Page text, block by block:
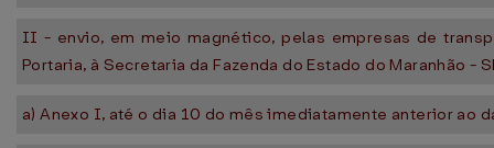
II - envio, em meio magnético, pelas empresas de
Portaria, à Secretaria da Fazenda do Estado do Maranhão -
a) Anexo I, até o dia 10 do mês imediatamente anterior ao